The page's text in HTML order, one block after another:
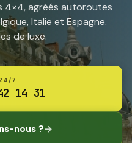
4×4, agréés autoroutes
Italie et Espagne.
de luxe.
7
14 31
nous ?→